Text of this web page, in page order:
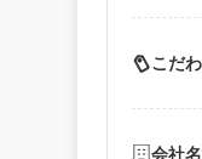
こだ
会社名